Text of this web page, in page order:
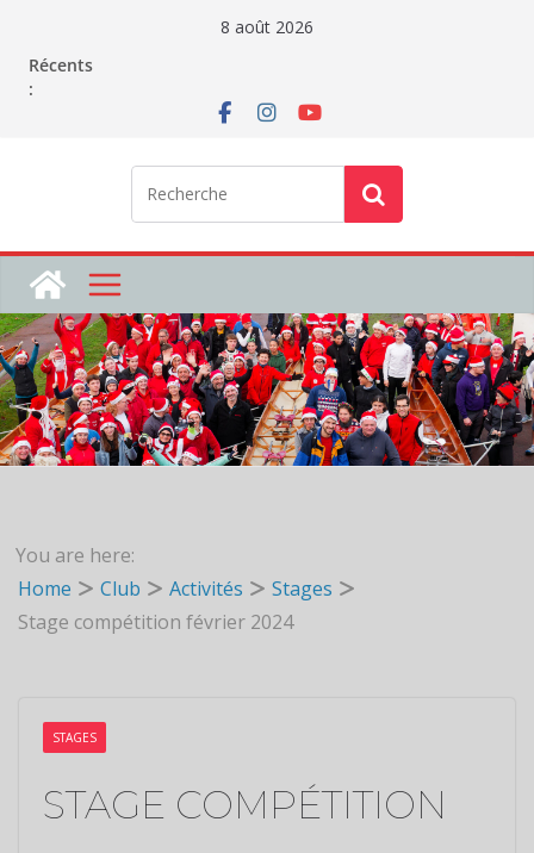
contenu
8 août 2026
Récents
:
You are here:
Home
Club Activités
Stages
Stage compétition février 2024
STAGES
STAGE COMPÉTITION